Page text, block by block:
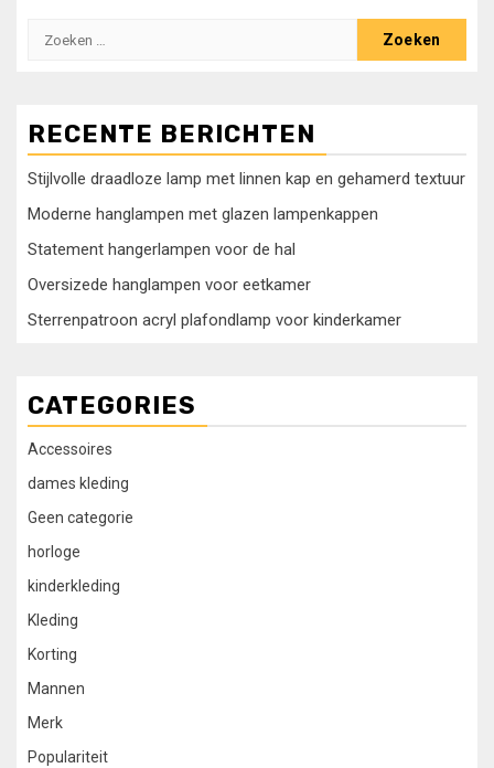
Zoeken
RECENTE BERICHTEN
Stijlvolle draadloze lamp met linnen kap en gehamerd textuur
Moderne hanglampen met glazen lampenkappen
Statement hangerlampen voor de hal
Oversizede hanglampen voor eetkamer
Sterrenpatroon acryl plafondlamp voor kinderkamer
CATEGORIES
Accessoires
dames kleding
Geen categorie
horloge
kinderkleding
Kleding
Korting
Mannen
Merk
Populariteit